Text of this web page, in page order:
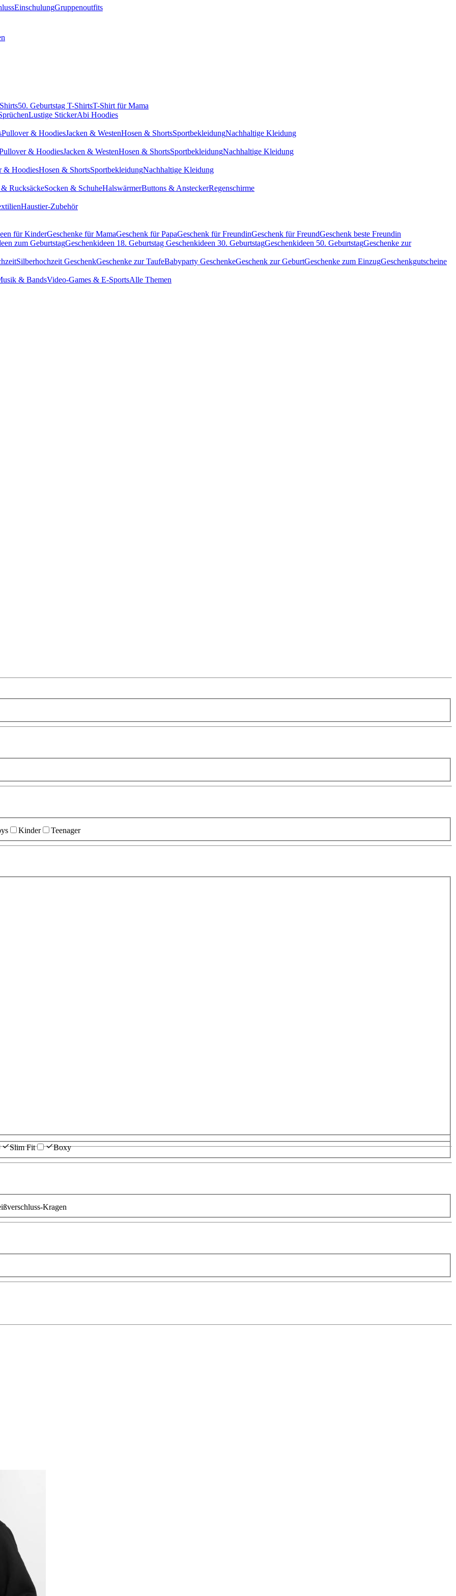
EinschulungGruppenoutfits
50. Geburtstag T-ShirtsT-Shirt für Mama
Lustige StickerAbi Hoodies
Pullover & HoodiesJacken & WestenHosen & ShortsSportbekleidungNachhaltige Kleidung
& HoodiesJacken & WestenHosen & ShortsSportbekleidungNachhaltige Kleidung
& HoodiesHosen & ShortsSportbekleidungNachhaltige Kleidung
& RucksäckeSocken & SchuheHalswärmerButtons & AnsteckerRegenschirme
Haustier-Zubehör
für KinderGeschenke für MamaGeschenk für PapaGeschenk für FreundinGeschenk für FreundGeschenk beste Freundin
zum GeburtstagGeschenkideen 18. Geburtstag Geschenkideen 30. GeburtstagGeschenkideen 50. GeburtstagGeschenke zur
Silberhochzeit GeschenkGeschenke zur TaufeBabyparty GeschenkeGeschenk zur GeburtGeschenke zum EinzugGeschenkgutscheine
& BandsVideo-Games & E-SportsAlle Themen
Kinder Teenager
Slim Fit Boxy
Kragen